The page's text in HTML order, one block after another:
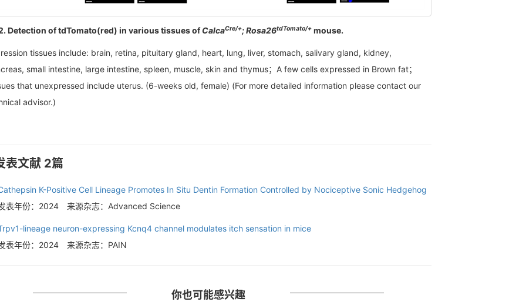
Detection of tdTomato(red) in various tissues ofCalcaCre/+; Rosa26tdTomato/+ mouse.
tissues include: brain, retina, pituitary gland, heart, lung, liver, stomach, salivary gland, kidney,
small intestine, large intestine, spleen, muscle, skin and thymus；A few cells expressed in Brown fat；
that unexpressed include uterus. (6-weeks old, female) (For more detailed information please contact our
advisor.)
表文献 2篇
K-Positive Cell Lineage Promotes In Situ Dentin Formation Controlled by Nociceptive Sonic Hedgehog
表年份：2024
来源杂志：Advanced Science
lineage neuron-expressing Kcnq4 channel modulates itch sensation in mice
表年份：2024
来源杂志：PAIN
你也可能感兴趣